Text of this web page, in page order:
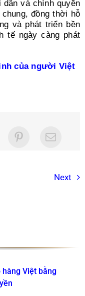
và chính quyền
đồng thời hỗ
và phát triển bền
tế ngày càng phát
của người Việt
Next
Việt bằng